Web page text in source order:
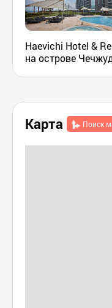
Haevichi Hotel &
на острове
Карта Поиск